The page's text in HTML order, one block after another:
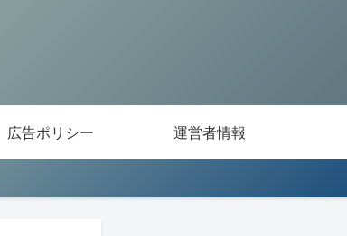
広告ポリシー 運営者情報